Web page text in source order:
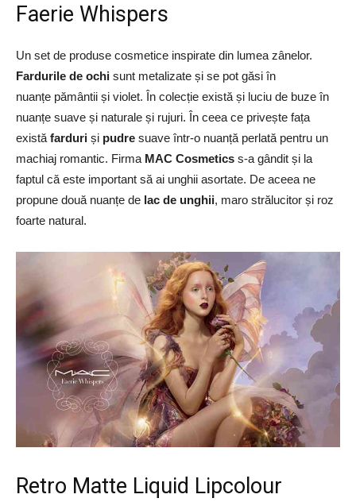
Faerie Whispers
Un set de produse cosmetice inspirate din lumea zânelor.
Fardurile de ochi sunt metalizate și se pot găsi în
nuanțe pământii și violet. În colecție există și luciu de buze în
nuanțe suave și naturale și rujuri. În ceea ce privește fața
există farduri și pudre suave într-o nuanță perlată pentru un
machiaj romantic. Firma MAC Cosmetics s-a gândit și la
faptul că este important să ai unghii asortate. De aceea ne
propune două nuanțe de lac de unghii, maro strălucitor și roz
foarte natural.
Retro Matte Liquid Lipcolour